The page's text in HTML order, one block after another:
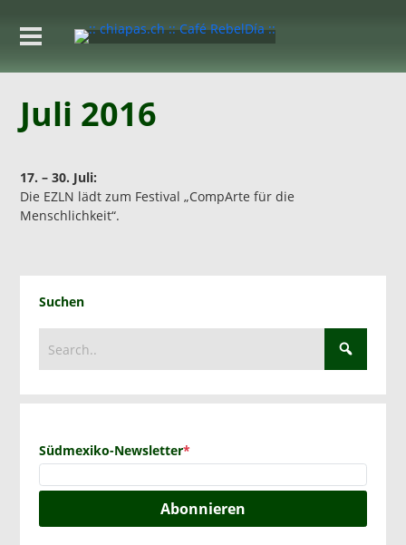
Juli 2016
17. – 30. Juli:
Die EZLN lädt zum Festival „CompArte für die
Menschlichkeit“.
Suchen
Südmexiko-Newsletter*
Abonnieren